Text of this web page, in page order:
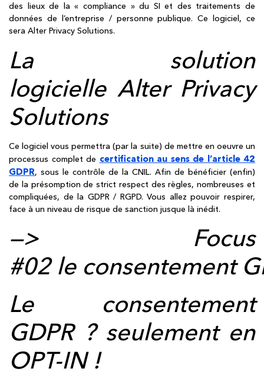
des lieux de la « compliance » du SI et des traitements de
données de l’entreprise / personne publique. Ce logiciel, ce
sera Alter Privacy Solutions.
La solution
logicielle Alter Privacy
Solutions
Ce logiciel vous permettra (par la suite) de mettre en oeuvre un
processus complet de certification au sens de l’article 42
GDPR, sous le contrôle de la CNIL. Afin de bénéficier (enfin)
de la présomption de strict respect des règles, nombreuses et
compliquées, de la GDPR / RGPD. Vous allez pouvoir respirer,
face à un niveau de risque de sanction jusque là inédit.
—> Focus
#02 le consentement
Le consentement
GDPR ? seulement en
OPT-IN !